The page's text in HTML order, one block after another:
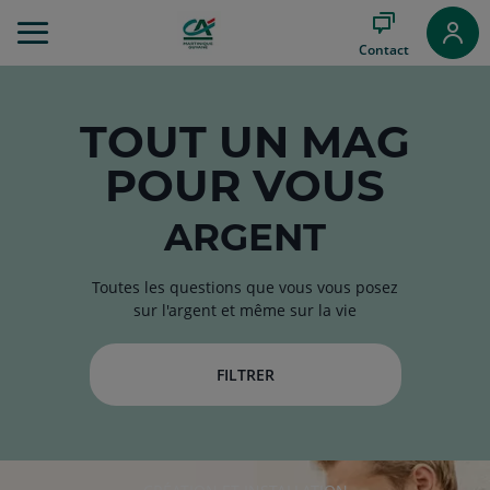
au
Contact
TOUT UN MAG
POUR VOUS
ARGENT
Toutes les questions que vous vous posez
sur l'argent et même sur la vie
FILTRER